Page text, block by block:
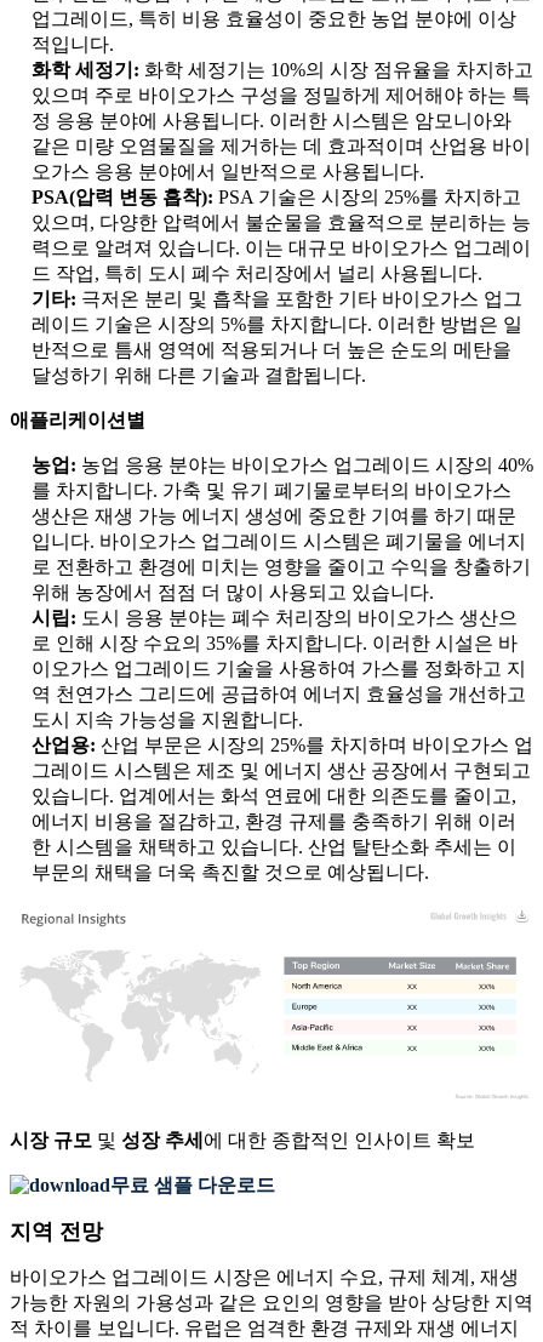
업그레이드, 특히 비용 효율성이 중요한 농업 분야에 이상
적입니다.
화학 세정기: 화학 세정기는 10%의 시장 점유율을 차지하고
있으며 주로 바이오가스 구성을 정밀하게 제어해야 하는 특
정 응용 분야에 사용됩니다. 이러한 시스템은 암모니아와
같은 미량 오염물질을 제거하는 데 효과적이며 산업용 바이
오가스 응용 분야에서 일반적으로 사용됩니다.
PSA(압력 변동 흡착): PSA 기술은 시장의 25%를 차지하고
있으며, 다양한 압력에서 불순물을 효율적으로 분리하는 능
력으로 알려져 있습니다. 이는 대규모 바이오가스 업그레이
드 작업, 특히 도시 폐수 처리장에서 널리 사용됩니다.
기타: 극저온 분리 및 흡착을 포함한 기타 바이오가스 업그
레이드 기술은 시장의 5%를 차지합니다. 이러한 방법은 일
반적으로 틈새 영역에 적용되거나 더 높은 순도의 메탄을
달성하기 위해 다른 기술과 결합됩니다.
애플리케이션별
농업: 농업 응용 분야는 바이오가스 업그레이드 시장의 40%
를 차지합니다. 가축 및 유기 폐기물로부터의 바이오가스
생산은 재생 가능 에너지 생성에 중요한 기여를 하기 때문
입니다. 바이오가스 업그레이드 시스템은 폐기물을 에너지
로 전환하고 환경에 미치는 영향을 줄이고 수익을 창출하기
위해 농장에서 점점 더 많이 사용되고 있습니다.
시립: 도시 응용 분야는 폐수 처리장의 바이오가스 생산으
로 인해 시장 수요의 35%를 차지합니다. 이러한 시설은 바
이오가스 업그레이드 기술을 사용하여 가스를 정화하고 지
역 천연가스 그리드에 공급하여 에너지 효율성을 개선하고
도시 지속 가능성을 지원합니다.
산업용: 산업 부문은 시장의 25%를 차지하며 바이오가스 업
그레이드 시스템은 제조 및 에너지 생산 공장에서 구현되고
있습니다. 업계에서는 화석 연료에 대한 의존도를 줄이고,
에너지 비용을 절감하고, 환경 규제를 충족하기 위해 이러
한 시스템을 채택하고 있습니다. 산업 탈탄소화 추세는 이
부문의 채택을 더욱 촉진할 것으로 예상됩니다.
XX%
XX
XX%
XX
XX%
XX
XX%
XX
시장 규모 및 성장 추세 에 대한 종합적인 인사이트 확보
무료 샘플 다운로드
지역 전망
바이오가스 업그레이드 시장은 에너지 수요, 규제 체계, 재생
가능한 자원의 가용성과 같은 요인의 영향을 받아 상당한 지역
적 차이를 보입니다. 유럽은 엄격한 환경 규제와 재생 에너지